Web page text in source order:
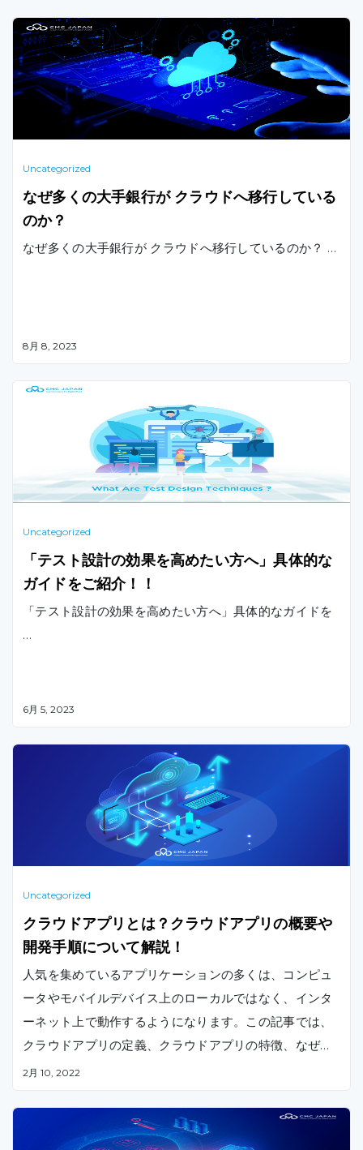
Uncategorized
なぜ多くの大手銀行が クラウドへ移行している
のか？
なぜ多くの大手銀行が クラウドへ移行しているのか？ …
8月 8, 2023
Uncategorized
「テスト設計の効果を高めたい方へ」具体的な
ガイドをご紹介！！
「テスト設計の効果を高めたい方へ」具体的なガイドを
…
6月 5, 2023
Uncategorized
クラウドアプリとは？クラウドアプリの概要や
開発手順について解説！
人気を集めているアプリケーションの多くは、コンピュ
ータやモバイルデバイス上のローカルではなく、インタ
ーネット上で動作するようになります。この記事では、
クラウドアプリの定義、クラウドアプリの特徴、なぜク
ラウドアプリが多くのビジネスにとって重要なのかを説
2月 10, 2022